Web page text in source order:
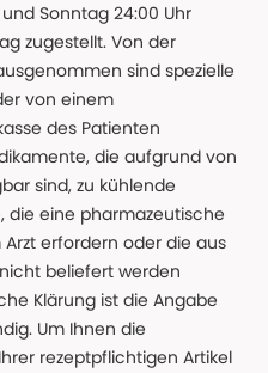
Sonntag 24:00 Uhr
zugestellt. Von der
sind spezielle
von einem
des Patienten
die aufgrund von
sind, zu kühlende
die eine pharmazeutische
erfordern oder die aus
beliefert werden
Klärung ist die Angabe
Um Ihnen die
rezeptpflichtigen Artikel